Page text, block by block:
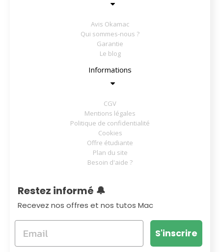
Avis Okamac
Qui sommes-nous ?
Garantie
Le blog
Informations
CGV
Mentions légales
Politique de confidentialité
Cookies
Offre étudiante
Plan du site
Besoin d'aide ?
Restez informé 🔔
Recevez nos offres et nos tutos Mac
S'inscrire